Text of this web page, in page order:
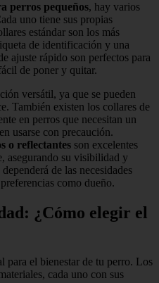
perros pequeños, hay varios
uno tiene sus propias
estándar son los más
de identificación y una
ajuste rápido son perfectos para
de poner y quitar.
versátil, ya que se pueden
También existen los collares de
en perros que necesitan un
usarse con precaución.
o reflectantes son excelentes
asegurando su visibilidad y
de las necesidades
como dueño.
¿Cómo elegir el
para el bienestar de tu perro. Los
cada uno con sus